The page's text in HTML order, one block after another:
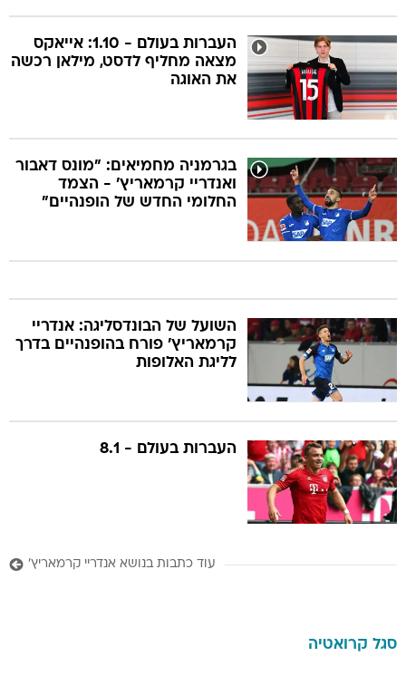
העברות בעולם - 1.10: אייאקס
מצאה מחליף לדסט, מילאן רכשה
את האוגה
בגרמניה מחמיאים: "מונס דאבור
ואנדריי קרמאריץ' - הצמד
החלומי החדש של הופנהיים"
השועל של הבונדסליגה: אנדריי
קרמאריץ' פורח בהופנהיים בדרך
לליגת האלופות
העברות בעולם - 8.1
עוד כתבות בנושא אנדריי קרמאריץ'
סגל קרואטיה